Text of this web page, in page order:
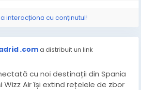
interacționa cu conținutul!
.coma distribuit un link
cu noi destinații din Spania
Air își extind rețelele de zbor